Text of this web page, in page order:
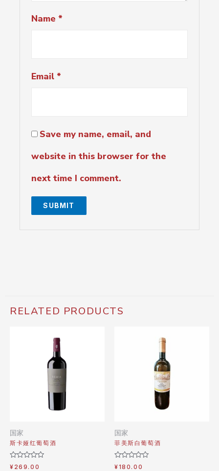
Name *
Email *
Save my name, email, and
website in this browser for the
next time I comment.
RELATED PRODUCTS
国家
斯卡娅红葡萄酒
Rated
¥ 269.00
国家
菲美斯白葡萄酒
Rated
¥180.00